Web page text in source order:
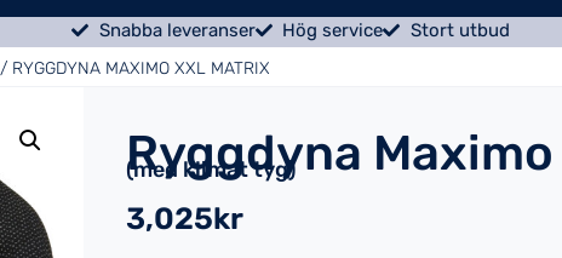
Snabba leveranser Hög service Stort utbud
/ RYGGDYNA MAXIMO XXL MATRIX
Ryggdyna
(med klimat tyg)
3,025kr